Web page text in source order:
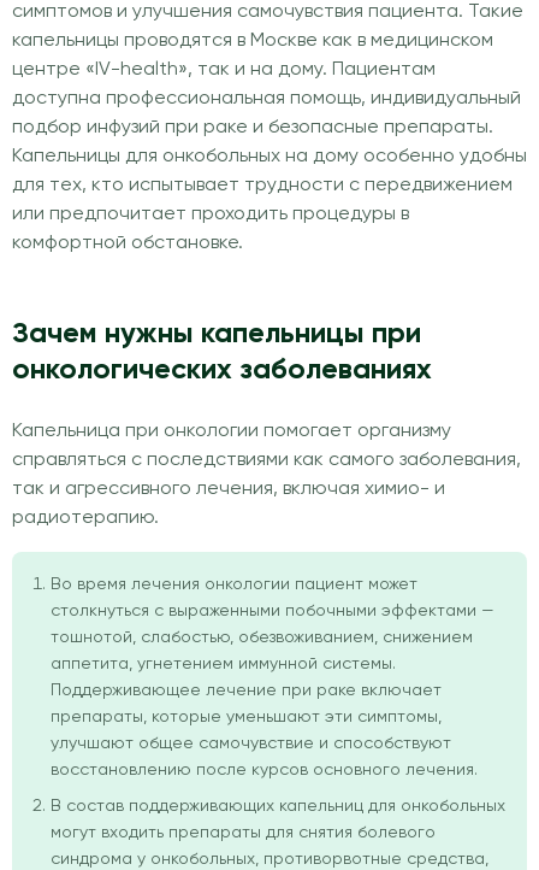
симптомов и улучшения самочувствия пациента. Такие
капельницы проводятся в Москве как в медицинском
центре «IV-health», так и на дому. Пациентам
доступна профессиональная помощь, индивидуальный
подбор инфузий при раке и безопасные препараты.
Капельницы для онкобольных на дому особенно удобны
для тех, кто испытывает трудности с передвижением
или предпочитает проходить процедуры в
комфортной обстановке.
Зачем нужны капельницы при
онкологических заболеваниях
Капельница при онкологии помогает организму
справляться с последствиями как самого заболевания,
так и агрессивного лечения, включая химио- и
радиотерапию.
Во время лечения онкологии пациент может
столкнуться с выраженными побочными эффектами —
тошнотой, слабостью, обезвоживанием, снижением
аппетита, угнетением иммунной системы.
Поддерживающее лечение при раке включает
препараты, которые уменьшают эти симптомы,
улучшают общее самочувствие и способствуют
восстановлению после курсов основного лечения.
В состав поддерживающих капельниц для онкобольных
могут входить препараты для снятия болевого
синдрома у онкобольных, противорвотные средства,